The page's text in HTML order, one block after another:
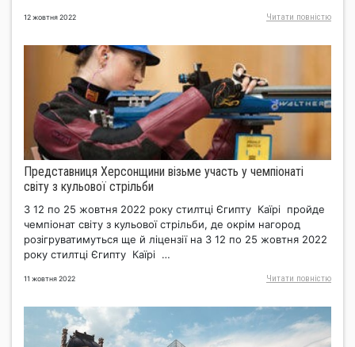
12 жовтня 2022 Читати повнiстю
Представниця Херсонщини візьме участь у чемпіонаті
світу з кульової стрільби
З 12 по 25 жовтня 2022 року стилтці Єгипту Каїрі пройде
чемпіонат світу з кульової стрільби, де окрім нагород
розігруватимуться ще й ліцензії на З 12 по 25 жовтня 2022
року стилтці Єгипту Каїрі …
11 жовтня 2022 Читати повнiстю